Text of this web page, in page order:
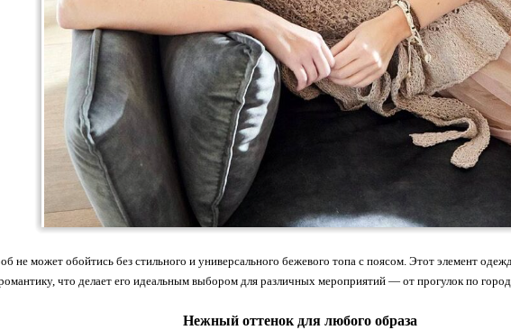
не может обойтись без стильного и универсального бежевого топа с поясом. Этот элемент
что делает его идеальным выбором для различных мероприятий — от прогулок по
Нежный оттенок для любого образа